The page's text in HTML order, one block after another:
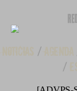
/
/